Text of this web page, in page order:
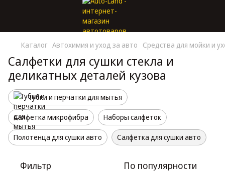
Каталог Автохимия и уход за авто Средства для мойки и
Салфетки для сушки стекла и
деликатных деталей кузова
Губки и перчатки для мытья
Салфетка микрофибра Наборы салфеток
Полотенца для сушки авто Салфетка для сушки авто
Фильтр По популярности